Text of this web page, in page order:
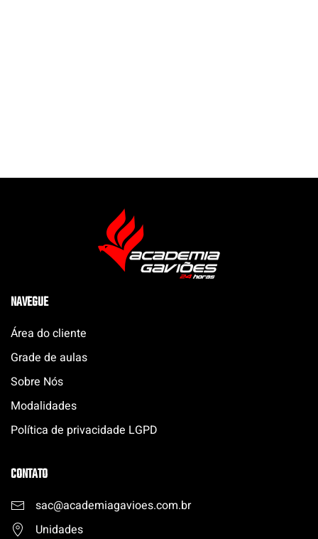
NAVEGUE
Área do cliente
Grade de aulas
Sobre Nós
Modalidades
Política de privacidade LGPD
CONTATO
sac@academiagavioes.com.br
Unidades